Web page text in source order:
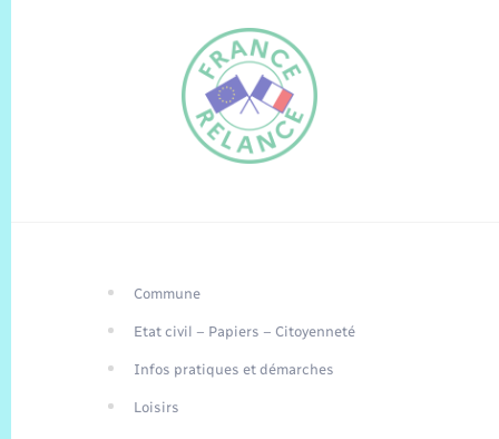
Traduction du
EN
Commune
Etat civil – Papiers – Citoyenneté
Infos pratiques et démarches
Loisirs